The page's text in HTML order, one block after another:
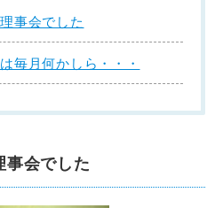
事会でした
毎月何かしら・・・
事会でした